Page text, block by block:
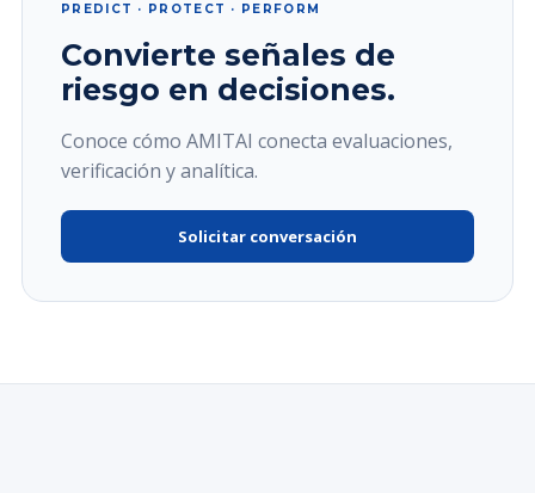
PREDICT · PROTECT · PERFORM
Convierte señales de
riesgo en decisiones.
Conoce cómo AMITAI conecta evaluaciones,
verificación y analítica.
Solicitar conversación